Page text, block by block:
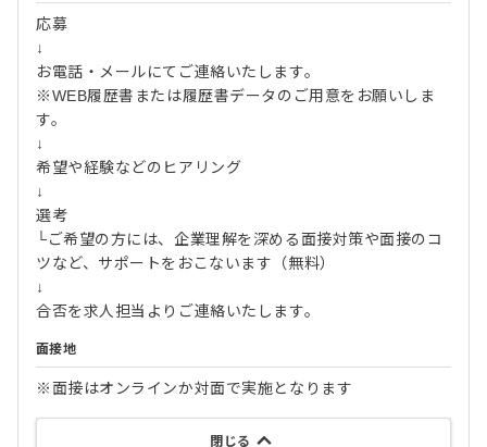
応募
↓
お電話・メールにてご連絡いたします。
※WEB履歴書または履歴書データのご用意をお願いしま
す。
↓
希望や経験などのヒアリング
↓
選考
└ご希望の方には、企業理解を深める面接対策や面接のコ
ツなど、サポートをおこないます（無料）
↓
合否を求人担当よりご連絡いたします。
面接地
※面接はオンラインか対面で実施となります
閉じる